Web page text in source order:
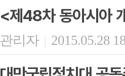
<제48차 동아시아
관리자 | 2015.05.28